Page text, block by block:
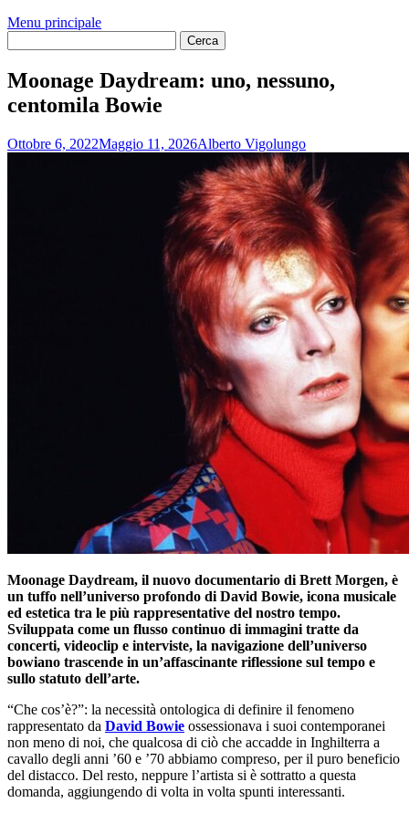
Menu principale
Moonage Daydream: uno, nessuno,
centomila Bowie
Ottobre 6, 2022Maggio 11, 2026Alberto Vigolungo
Moonage Daydream, il nuovo documentario di Brett Morgen, è
un tuffo nell’universo profondo di David Bowie, icona musicale
ed estetica tra le più rappresentative del nostro tempo.
Sviluppata come un flusso continuo di immagini tratte da
concerti, videoclip e interviste, la navigazione dell’universo
bowiano trascende in un’affascinante riflessione sul tempo e
sullo statuto dell’arte.
“Che cos’è?”: la necessità ontologica di definire il fenomeno
rappresentato da David Bowie ossessionava i suoi contemporanei
non meno di noi, che qualcosa di ciò che accadde in Inghilterra a
cavallo degli anni ’60 e ’70 abbiamo compreso, per il puro beneficio
del distacco. Del resto, neppure l’artista si è sottratto a questa
domanda, aggiungendo di volta in volta spunti interessanti.